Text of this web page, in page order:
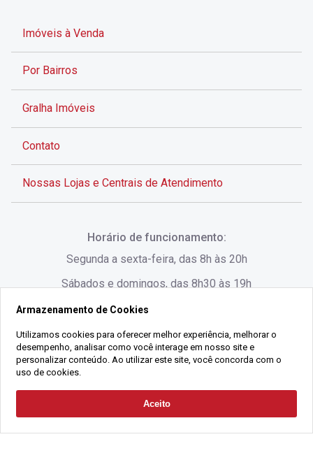
Solicitar Contato
Imóveis à Venda
Por Bairros
Gralha Imóveis
Contato
Nossas Lojas e Centrais de Atendimento
Rua Lauro Linhares, 1080 - Trindade, Florianópolis -
SC
(48) 3220-1045
Alameda César Nascimento, 549, Salas 1, 2 e 3 -
Jurerê, - Florianópolis - SC
Horário de funcionamento:
Segunda a sexta-feira, das 8h às 20h
Sábados e domingos, das 8h30 às 19h
2021 Copyright - Gralha Imóveis CRECI 008060/O - Todos os direitos
CNPJ:18.091.083/0001-37
Armazenamento de Cookies
Utilizamos cookies para oferecer melhor experiência, melhorar o
desempenho, analisar como você interage em nosso site e
personalizar conteúdo. Ao utilizar este site, você concorda com o
uso de cookies.
Aceito